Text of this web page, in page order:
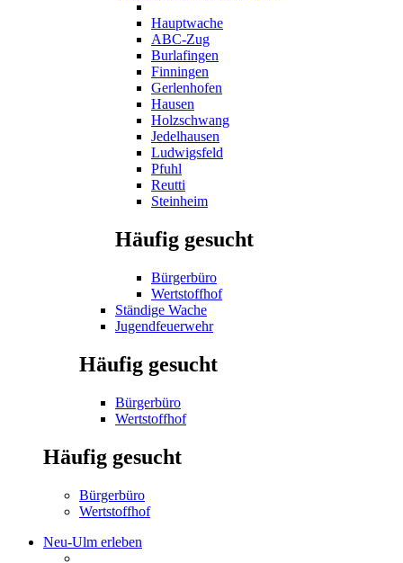
Hauptwache
ABC-Zug
Burlafingen
Finningen
Gerlenhofen
Hausen
Holzschwang
Jedelhausen
Ludwigsfeld
Pfuhl
Reutti
Steinheim
Häufig gesucht
Bürgerbüro
Wertstoffhof
Ständige Wache
Jugendfeuerwehr
Häufig gesucht
Bürgerbüro
Wertstoffhof
Häufig gesucht
Bürgerbüro
Wertstoffhof
Neu-Ulm erleben